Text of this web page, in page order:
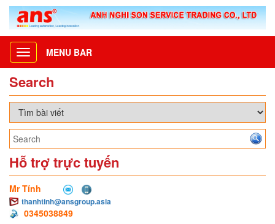
Toggle
navigation
MENU BAR
Search
Hỗ trợ trực tuyến
Mr Tính
thanhtinh@ansgroup.asia
0345038849